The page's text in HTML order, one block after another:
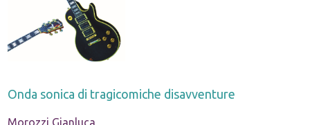
Onda sonica di tragicomiche disavventure
Morozzi Gianluca